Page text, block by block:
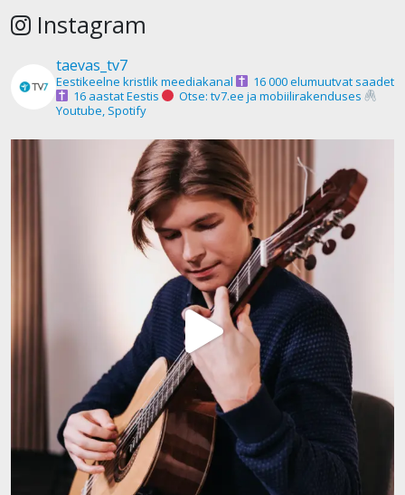
Instagram
taevas_tv7
Eestikeelne kristlik meediakanal
16 000 elumuutvat saadet
16 aastat Eestis
Otse: tv7.ee ja mobiilirakenduses
Youtube, Spotify